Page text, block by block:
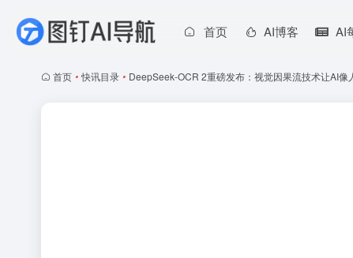
首页 AI博客 AI
首页 • 快讯目录 • DeepSeek-OCR 2重磅发布：视觉因果流技术让AI像